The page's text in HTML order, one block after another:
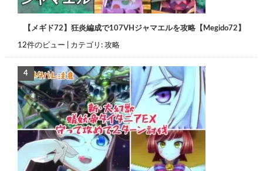
【メギド72】狂炎編成で107VHジャマエルを攻略【Megido72】
12件のビュー カテゴリ: 攻略